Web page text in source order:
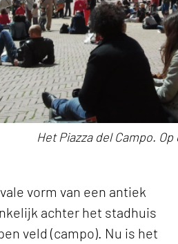
Het Piazza del Campo.
vorm van een antiek
achter het stadhuis
veld (campo). Nu is het